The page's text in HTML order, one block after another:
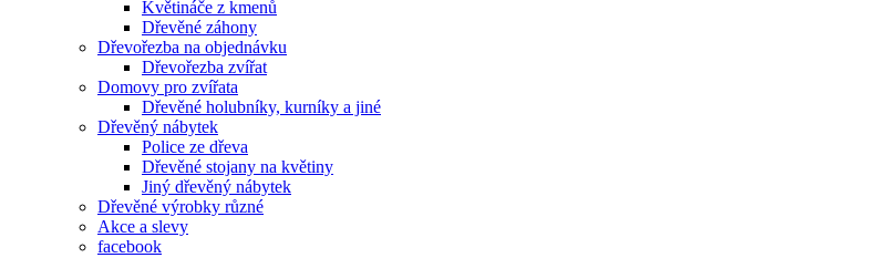
Květináče z kmenů
Dřevěné záhony
Dřevořezba na objednávku
Dřevořezba zvířat
Domovy pro zvířata
Dřevěné holubníky, kurníky a jiné
Dřevěný nábytek
Police ze dřeva
Dřevěné stojany na květiny
Jiný dřevěný nábytek
Dřevěné výrobky různé
Akce a slevy
facebook